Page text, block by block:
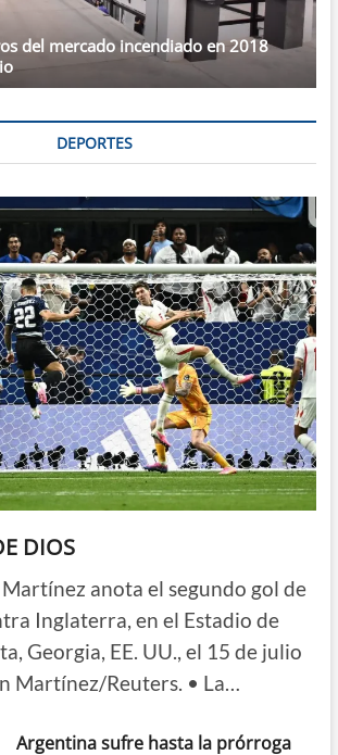
del mercado incendiado en 2018
DEPORTES
DIOS
anota el segundo gol de
Inglaterra, en el Estadio de
Georgia, EE. UU., el 15 de julio
Martínez/Reuters. • La…
Argentina sufre hasta la prórroga